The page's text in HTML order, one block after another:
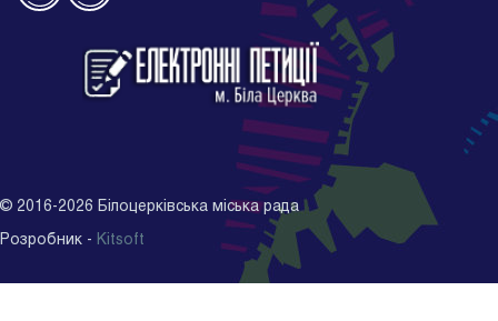
© 2016-2026 Білоцерківська міська рада
Розробник - Kitsoft